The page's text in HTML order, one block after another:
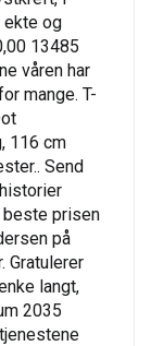
ekte og
13485
våren har
mange. T-
116 cm
Send
prisen
på
Gratulerer
langt,
2035